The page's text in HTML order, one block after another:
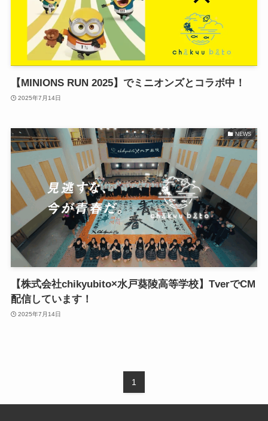
【MINIONS RUN 2025】でミニオンズとコラボ中！
2025年7月14日
NEWS
【株式会社chikyubito×水戸葵陵高等学校】TverでCM
配信しています！
2025年7月14日
1